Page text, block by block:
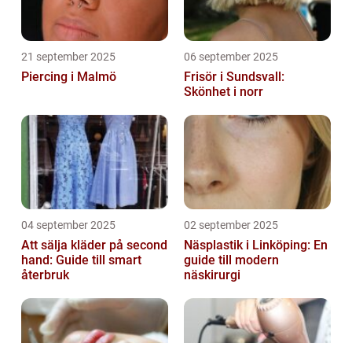
21 september 2025
Piercing i Malmö
06 september 2025
Frisör i Sundsvall:
Skönhet i norr
04 september 2025
Att sälja kläder på second
hand: Guide till smart
återbruk
02 september 2025
Näsplastik i Linköping: En
guide till modern
näskirurgi